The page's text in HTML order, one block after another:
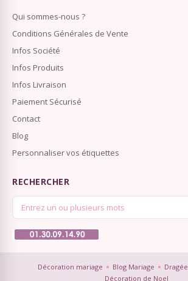
Qui sommes-nous ?
Conditions Générales de Vente
Infos Société
Infos Produits
Infos Livraison
Paiement Sécurisé
Contact
Blog
Personnaliser vos étiquettes
RECHERCHER
Décoration mariage Blog Mariage
Décoration de Noel